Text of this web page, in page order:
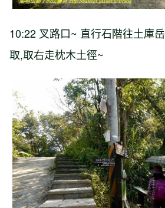
10:22 叉路口~ 直行石階往土庫岳
取,取右走枕木土徑~